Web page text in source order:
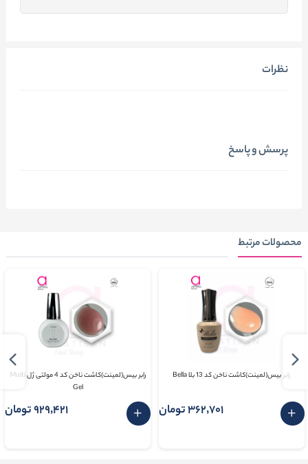
نظرات
پرسش و پاسخ
محصولات مرتبط
رابر بیس(لمینت)کاشت ناخن کد 13 بلا Bella
362٬701 تومان
رابر بیس(لمینت)کاشت ناخن کد 4 مولتی ژل Multi
Gel
929٬421 تومان